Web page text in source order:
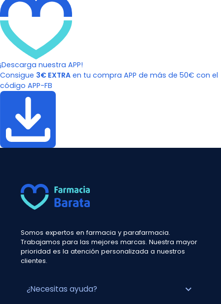
¡Descarga nuestra APP!
Consigue 3€ EXTRA en tu compra APP de más de 50€ con el
código APP-FB
Somos expertos en farmacia y parafarmacia.
Trabajamos para las mejores marcas. Nuestra mayor
prioridad es la atención personalizada a nuestros
clientes.
¿Necesitas ayuda? expand_more